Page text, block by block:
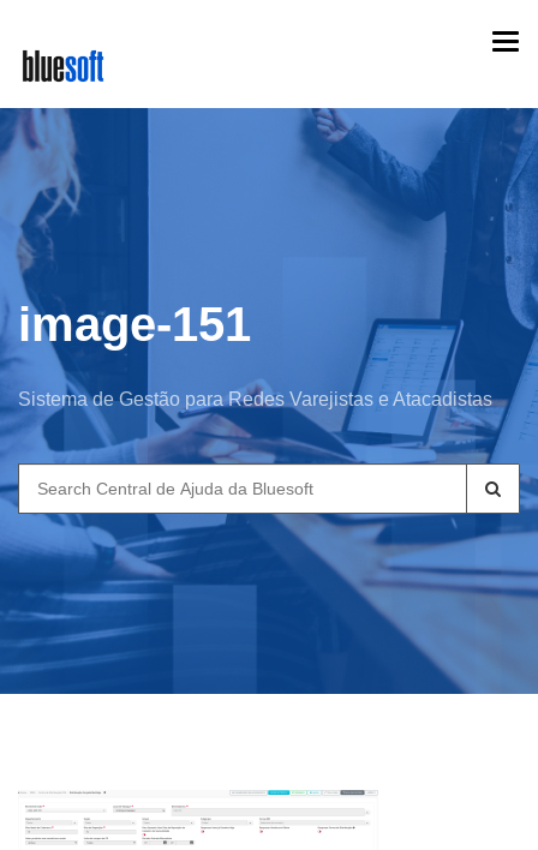
main
content
image-151
Sistema de Gestão para Redes Varejistas e Atacadistas
Search
for: